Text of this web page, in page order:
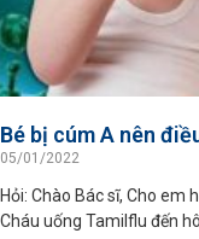
Bé bị cúm A nên
05/01/2022
Hỏi: Chào Bác sĩ, Cho em
Cháu uống Tamilflu đến